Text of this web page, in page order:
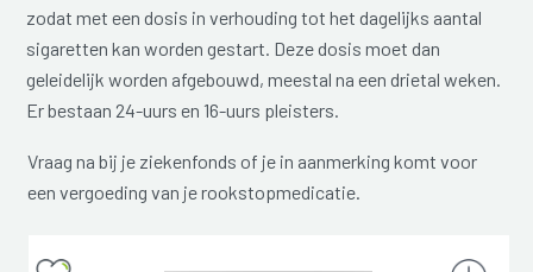
zodat met een dosis in verhouding tot het dagelijks aantal
sigaretten kan worden gestart. Deze dosis moet dan
geleidelijk worden afgebouwd, meestal na een drietal weken.
Er bestaan 24-uurs en 16-uurs pleisters.
Vraag na bij je ziekenfonds of je in aanmerking komt voor
een vergoeding van je rookstopmedicatie.